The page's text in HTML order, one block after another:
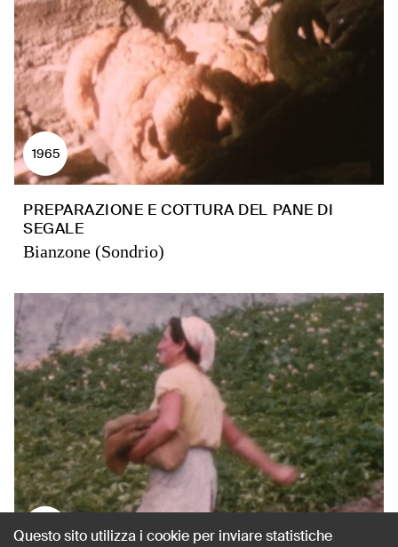
1965
PREPARAZIONE E COTTURA DEL PANE DI
SEGALE
Bianzone (Sondrio)
1965
Questo sito utilizza i cookie per inviare statistiche